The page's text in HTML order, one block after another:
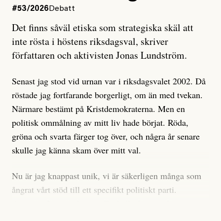
Artikeln undersöker inte, som ETC påstår, ”vad som
är sant, vad som är rykten”, utan den bidrar bara till
ännu mer ryktesspridning. Det finns inte ett enda bevis
misstänkta personen är en infiltratör. Det som läsaren
får veta är att personen har ändrat sina politiska åsikter
under åren, att den har raderat tidigare innehåll på sina
sociala medier, att artikelns författare inte förstår sig
på personens ekonomi och att det tydligen finns
anonyma röster inom rörelsen som säger saker som
anses vara anledningar att titta närmare på personen,
men ingenting av detta är tillräckligt för att hänga ut
#53/2026 Debatt
Det finns såväl etiska som strategiska skäl att
inte rösta i höstens riksdagsval, skriver
författaren och aktivisten Jonas Lundström.
Senast jag stod vid urnan var i riksdagsvalet 2002. Då
röstade jag fortfarande borgerligt, om än med tvekan.
Närmare bestämt på Kristdemokraterna. Men en
politisk ommålning av mitt liv hade börjat. Röda,
gröna och svarta färger tog över, och några år senare
skulle jag känna skam över mitt val.
Nu är jag knappast unik, vi är säkerligen många som
ångrat vårt stöd till ett specifikt politiskt parti.